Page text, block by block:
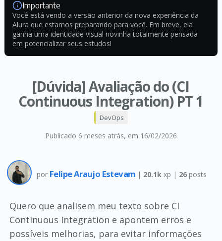
Importante
Você está vendo a versão anterior da nova experiência da
Alura que estamos preparando para você. Em breve, ela
ganha uma identidade visual novinha totalmente pensada
em potencializar seus estudos!
[Dúvida] Avaliação do (CI
Continuous Integration) PT 1
Publicado 6 meses atrás, em 16/02/2026
DevOps
por Felipe Araujo Estevam | 20.1k xp | 26posts
Quero que analisem meu texto sobre CI
Continuous Integration e apontem erros e
possíveis melhorias, para evitar informações